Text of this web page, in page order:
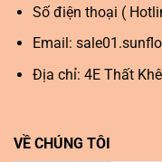
Số điện thoại (
Email:
Địa chỉ: 4E Thất
VỀ CHÚNG TÔI